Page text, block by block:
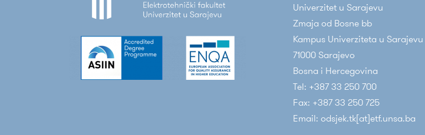
Univerzitet u Sarajevu
Zmaja od Bosne bb
Kampus Univerziteta u Sarajevu
71000 Sarajevo
Bosna i Hercegovina
Tel: +387 33 250 700
Fax: +387 33 250 725
Email: odsjek.tk[at]etf.unsa.ba